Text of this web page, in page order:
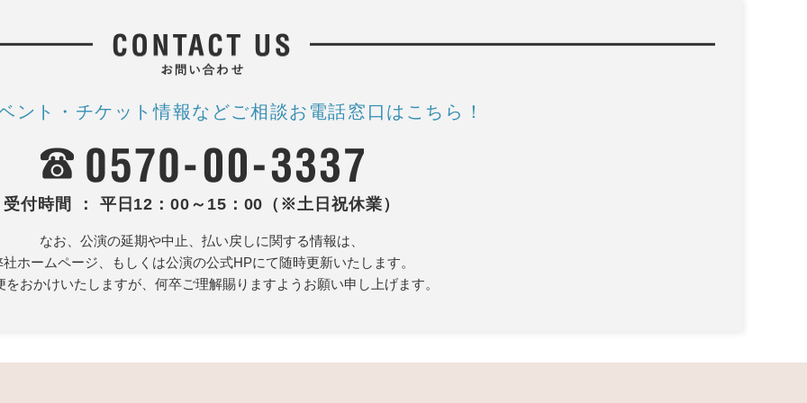
ント・チケット情報などご相談お電話窓口はこちら！
受付時間 ： 平日12：00～15：00（※土日祝休業）
なお、公演の延期や中止、払い戻しに関する情報は、
社ホームページ、もしくは公演の公式HPにて随時更新いたします。
をおかけいたしますが、何卒ご理解賜りますようお願い申し上げます。